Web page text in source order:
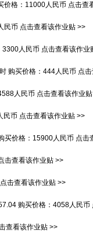
价格： 11000人民币 点击查
民币 点击查看该作业贴 >>
3300人民币 点击查看该作业
购买价格： 444人民币 点
人民币 点击查看该作业
民币 点击查看该作业贴 >>
买价格： 15900人民币 点击
击查看该作业贴 >>
点击查看该作业贴 >>
购买价格： 4058人民币
查看该作业贴 >>